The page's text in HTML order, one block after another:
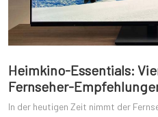
Heimkino-Essentials:
Fernseher-
In der heutigen Zeit nimmt der